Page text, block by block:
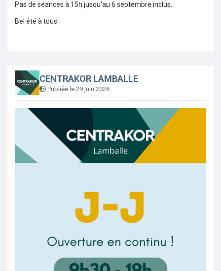
Pas de séances à 15h jusqu'au 6 septembre inclus.
Bel été à tous
CENTRAKOR LAMBALLE
Publiée le 29 juin 2026